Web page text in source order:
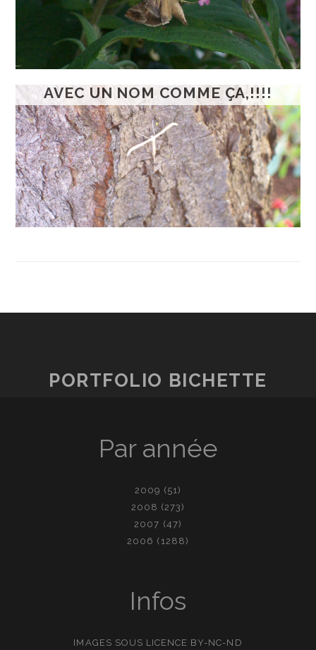
AVEC UN NOM COMME ÇA,!!!!
PORTFOLIO BICHETTE
Par année
2009 (51)
2008 (273)
2007 (47)
2006 (1288)
Infos
IMAGES SOUS LICENCE BY-NC-ND